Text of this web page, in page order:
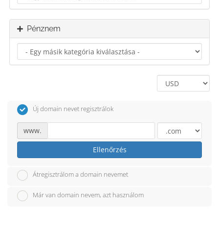
Pénznem
Új domain nevet regisztrálok
www.
Ellenőrzés
Átregisztrálom a domain nevemet
Már van domain nevem, azt használom